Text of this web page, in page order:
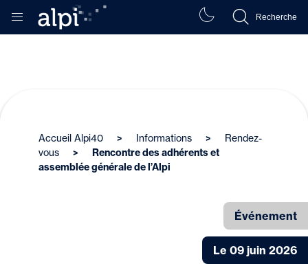
Recherche
Accueil Alpi40 Informations
Rendez-
vous
Rencontre des adhérents et
assemblée générale de l’Alpi
Événement
Le 09 juin 2026